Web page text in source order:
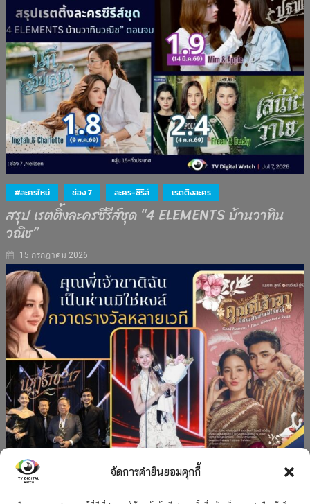
จัดการคำยินยอมคุกกี้
#ละครใหม่ ช่อง 7 ละคร-ซีรีส์ เรตติงละคร
สรุป เรตติ้งละครซีรีส์ชุด “4 ELEMENTS บ้านวาทิน
วณิช”
15 กรกฎาคม 2026